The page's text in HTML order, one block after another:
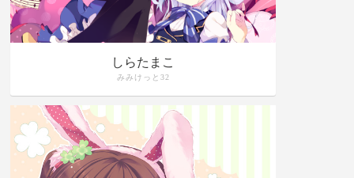
しらたまこ
みみけっと32